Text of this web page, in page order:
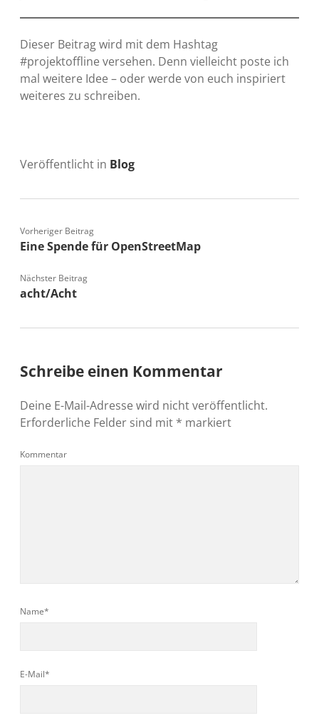
Dieser Beitrag wird mit dem Hashtag
#projektoffline versehen. Denn vielleicht poste ich
mal weitere Idee – oder werde von euch inspiriert
weiteres zu schreiben.
Veröffentlicht in Blog
Vorheriger Beitrag
Eine Spende für OpenStreetMap
Nächster Beitrag
acht/Acht
Schreibe einen Kommentar
Deine E-Mail-Adresse wird nicht veröffentlicht.
Erforderliche Felder sind mit * markiert
Kommentar
Name*
E-Mail*